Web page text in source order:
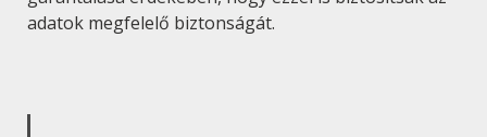
adatok megfelelő biztonságát.